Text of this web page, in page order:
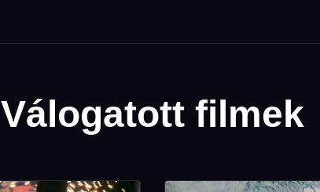
Válogatott filmek